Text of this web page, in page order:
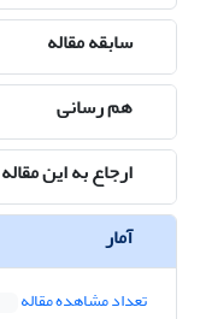
سابقه مقاله
هم رسانی
ارجاع به این مقاله
آمار
تعداد مشاهده مقاله